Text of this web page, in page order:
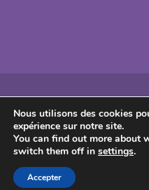
Copyright © 2026 Les créas de
Nous utilisons des cookies
expérience sur notre site.
You can find out more about
switch them off in settings.
Accepter